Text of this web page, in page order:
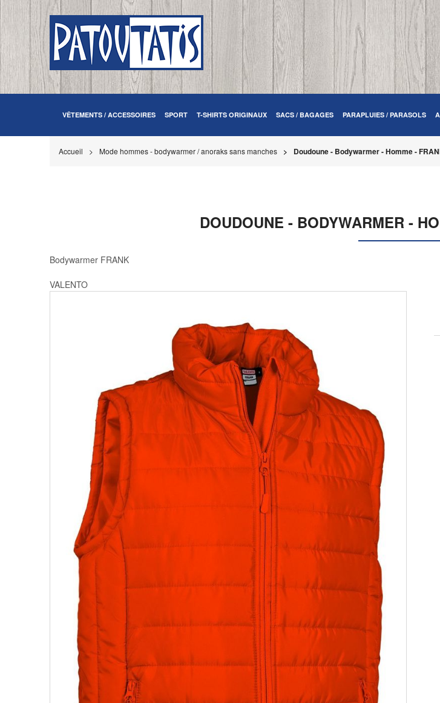
VÊTEMENTS / ACCESSOIRES SPORT T-SHIRTS ORIGINAUX SACS / BAGAGES PARAPLUIES / PARASOLS
Accueil Mode hommes - bodywarmer / anoraks sans manches Doudoune - Bodywarmer - Homme -
DOUDOUNE - BODYWARMER -
Bodywarmer FRANK
VALENTO